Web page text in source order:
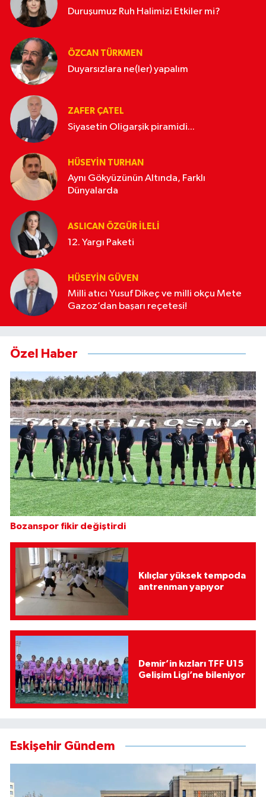
Duruşumuz Ruh Halimizi Etkiler mi?
ÖZCAN TÜRKMEN
Duyarsızlara ne(ler) yapalım
ZAFER ÇATEL
Siyasetin Oligarşik piramidi...
HÜSEYIN TURHAN
Aynı Gökyüzünün Altında, Farklı
Dünyalarda
ASLICAN ÖZGÜR İLELI
12. Yargı Paketi
HÜSEYİN GÜVEN
Milli atıcı Yusuf Dikeç ve milli okçu Mete
Gazoz’dan başarı reçetesi!
Özel Haber
Bozanspor fikir değiştirdi
Kılıçlar yüksek tempoda
antrenman yapıyor
Demir’in kızları TFF U15
Gelişim Ligi’ne bileniyor
Eskişehir Gündem